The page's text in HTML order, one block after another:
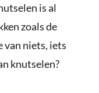
is al
zoals de
van niets, iets
knutselen?